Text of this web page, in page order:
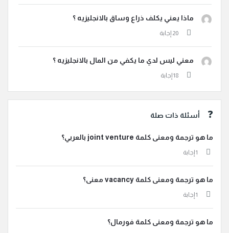
ماذا يعني يكلف ذراع وساق بالانجليزيه ؟
معني ليس لدي ما يكفي من المال بالانجليزيه ؟
أسئلة ذات صلة
ما هو ترجمة ومعنى كلمة joint venture بالعربي؟
‫1 إجابة
ما هو ترجمة ومعنى كلمة vacancy معنى؟
‫1 إجابة
ما هو ترجمة ومعنى كلمة فورمال؟